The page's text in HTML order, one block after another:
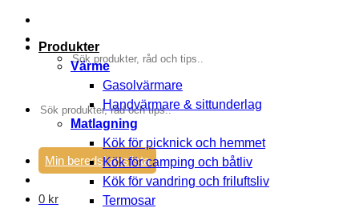
Sök
efter:
Sök
efter:
Min beredskapslista
0 kr
Produkter
Värme
Gasolvärmare
Handvärmare & sittunderlag
Matlagning
Kök för picknick och hemmet
Kök för camping och båtliv
Kök för vandring och friluftsliv
Termosar